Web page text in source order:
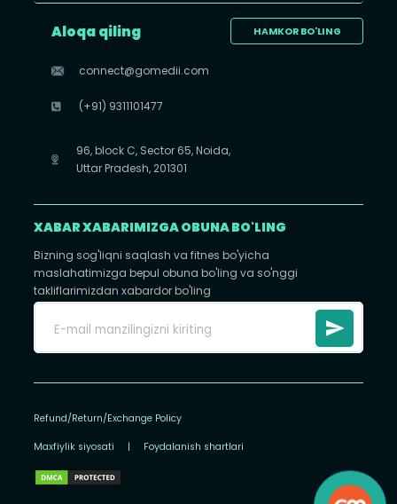
HAMKOR BO'LING
Aloqa qiling
connect@gomedii.com
(+91) 9311101477
96, block C, Sector 65, Noida,
Uttar Pradesh, 201301
XABAR XABARIMIZGA OBUNA BO'LING
Bizning sog'liqni saqlash va fitnes bo'yicha
maslahatimizga bepul obuna bo'ling va so'nggi
takliflarimizdan xabardor bo'ling
Refund/Return/Exchange Policy
Maxfiylik siyosati | Foydalanish shartlari